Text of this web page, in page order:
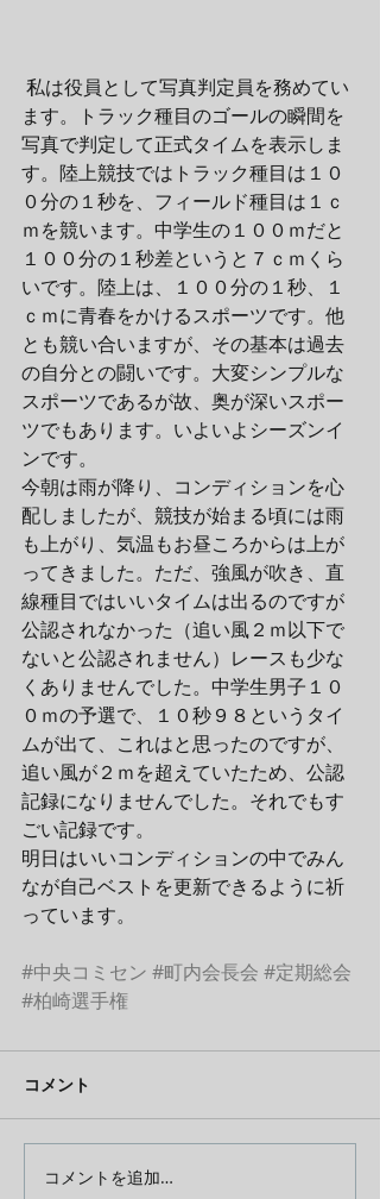
ます。トラック種目のゴールの瞬間を
写真で判定して正式タイムを表示しま
す。陸上競技ではトラック種目は１０
０分の１秒を、フィールド種目は１ｃ
ｍを競います。中学生の１００ｍだと
１００分の１秒差というと７ｃｍくら
いです。陸上は、１００分の１秒、１
ｃｍに青春をかけるスポーツです。他
とも競い合いますが、その基本は過去
の自分との闘いです。大変シンプルな
スポーツであるが故、奥が深いスポー
ツでもあります。いよいよシーズンイ
ンです。
今朝は雨が降り、コンディションを心
配しましたが、競技が始まる頃には雨
も上がり、気温もお昼ころからは上が
ってきました。ただ、強風が吹き、直
線種目ではいいタイムは出るのですが
公認されなかった（追い風２ｍ以下で
ないと公認されません）レースも少な
くありませんでした。中学生男子１０
０ｍの予選で、１０秒９８というタイ
ムが出て、これはと思ったのですが、
追い風が２ｍを超えていたため、公認
記録になりませんでした。それでもす
ごい記録です。
明日はいいコンディションの中でみん
なが自己ベストを更新できるように祈
っています。
#中央コミセン #町内会長会 #定期総会
#柏崎選手権
コメント
コメントを追加…